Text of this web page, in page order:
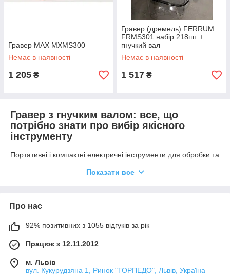
Гравер MAX MXMS300
Немає в наявності
1 205 ₴
Гравер (дремель) FERRUM
FRMS301 набір 218шт +
гнучкий вал
Немає в наявності
1 517 ₴
Гравер з гнучким валом: все, що
потрібно знати про вибір якісного
інструменту
Портативні і компактні електричні інструменти для обробки та
повсюдно використовуються в сучасній будівельній справі і
практично незамінні у будь-якому сучасному наборі.
за рахунок електродвигуна та нагадує звичайну дрель. Різні
залежать від конкретної моделі та її прямого призначення.
Електричний гравер компактний, займає мало місця і, як
правило, мало важить. При цьому сучасні моделі здатні
Показати все
Про нас
92% позитивних з 1055 відгуків за рік
Працює з 12.11.2012
м. Львів
вул. Кукурудзяна 1, Ринок "ТОРПЕДО", Львів, Україна